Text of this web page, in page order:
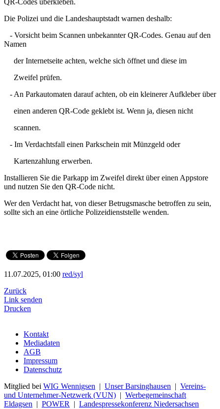
QR-Codes überkleben.
Die Polizei und die Landeshauptstadt warnen deshalb:
- Vorsicht beim Scannen unbekannter QR-Codes. Genau auf den
Namen
der Internetseite achten, welche sich öffnet und diese im
Zweifel prüfen.
- An Parkautomaten darauf achten, ob ein kleinerer Aufkleber über
einen anderen QR-Code geklebt ist. Wenn ja, diesen nicht
scannen.
- Im Verdachtsfall einen Parkschein mit Münzgeld oder
Kartenzahlung erwerben.
Installieren Sie die Parkapp im Zweifel direkt über einen Appstore
und nutzen Sie den QR-Code nicht.
Wer den Verdacht hat, von dieser Betrugsmasche betroffen zu sein,
sollte sich an eine örtliche Polizeidienststelle wenden.
11.07.2025, 01:00 red/syl
Zurück
Link senden
Drucken
Kontakt
Mediadaten
AGB
Impressum
Datenschutz
Mitglied bei WIG Wennigsen | Unser Barsinghausen | Vereins-
und Unternehmer-Netzwerk (VUN) | Werbegemeinschaft
Eldagsen | POWER | Landespressekonferenz Niedersachsen